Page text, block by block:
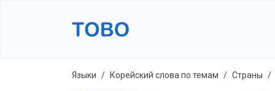
Языки Корейский слова по темам Страны